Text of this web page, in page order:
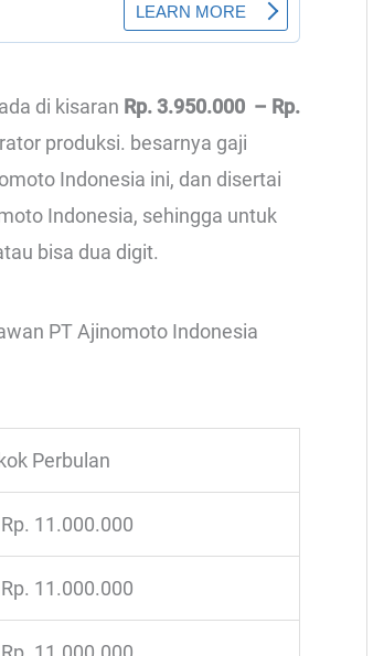
di kisaran Rp. 3.950.000 – Rp.
produksi. besarnya gaji
Indonesia ini, dan disertai
Indonesia, sehingga untuk
bisa dua digit.
PT Ajinomoto Indonesia
Perbulan
11.000.000
11.000.000